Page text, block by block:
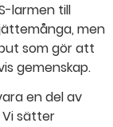
larmen till
men
som gör att
gemenskap.
en del av
sätter